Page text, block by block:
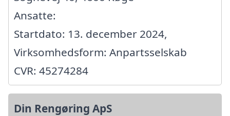
Ansatte:
Startdato: 13. december 2024,
Virksomhedsform: Anpartsselskab
CVR: 45274284
Din Rengøring ApS